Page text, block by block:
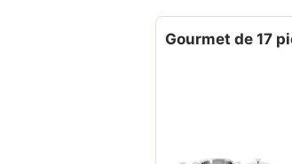
Gourmet de 17